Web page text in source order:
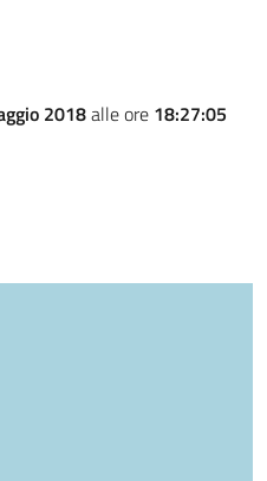
2018alle ore 18:27:05